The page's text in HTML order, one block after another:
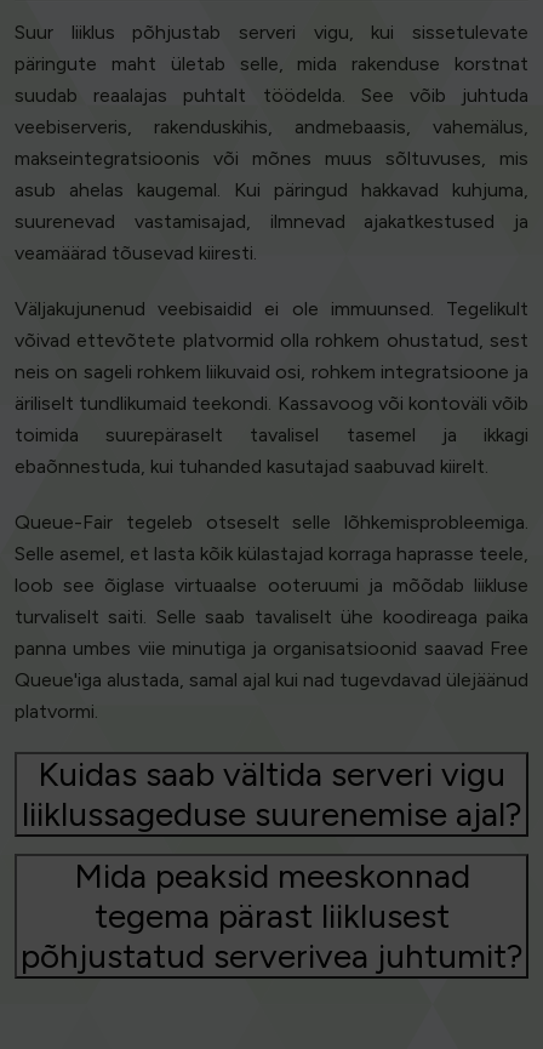
Suur liiklus põhjustab serveri vigu, kui sissetulevate
päringute maht ületab selle, mida rakenduse korstnat
suudab reaalajas puhtalt töödelda. See võib juhtuda
veebiserveris, rakenduskihis, andmebaasis, vahemälus,
makseintegratsioonis või mõnes muus sõltuvuses, mis
asub ahelas kaugemal. Kui päringud hakkavad kuhjuma,
suurenevad vastamisajad, ilmnevad ajakatkestused ja
veamäärad tõusevad kiiresti.
Väljakujunenud veebisaidid ei ole immuunsed. Tegelikult
võivad ettevõtete platvormid olla rohkem ohustatud, sest
neis on sageli rohkem liikuvaid osi, rohkem integratsioone ja
äriliselt tundlikumaid teekondi. Kassavoog või kontoväli võib
toimida suurepäraselt tavalisel tasemel ja ikkagi
ebaõnnestuda, kui tuhanded kasutajad saabuvad kiirelt.
Queue-Fair tegeleb otseselt selle lõhkemisprobleemiga.
Selle asemel, et lasta kõik külastajad korraga haprasse teele,
loob see õiglase virtuaalse ooteruumi ja mõõdab liikluse
turvaliselt saiti. Selle saab tavaliselt ühe koodireaga paika
panna umbes viie minutiga ja organisatsioonid saavad Free
Queue'iga alustada, samal ajal kui nad tugevdavad ülejäänud
platvormi.
Kuidas saab vältida serveri vigu
liiklussageduse suurenemise ajal?
Mida peaksid meeskonnad
tegema pärast liiklusest
põhjustatud serverivea juhtumit?